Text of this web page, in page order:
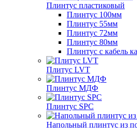
Плинтус пластиковый
Плинтус 100мм
Плинтус 55мм
Плинтус 72мм
Плинтус 80мм
Плинтус с кабель
Плитус LVT
Плинтус МДФ
Плинтус SPC
Напольный плинтус из